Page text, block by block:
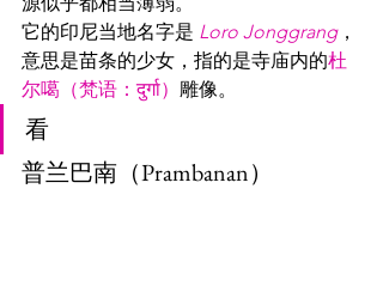
它的印尼当地名字是 Loro Jonggrang，
意思是苗条的少女，指的是寺庙内的杜
尔噶（梵语：दुर्गा） 雕像。
看
普兰巴南（Prambanan）